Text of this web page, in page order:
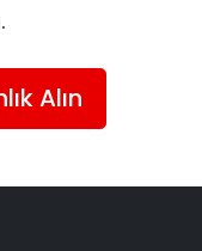
Alın